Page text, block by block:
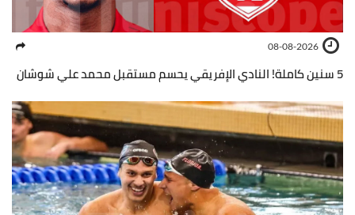
08-08-2026
5 سنين كاملة! النادي الإفريقي يحسم مستقبل محمد علي شوشان